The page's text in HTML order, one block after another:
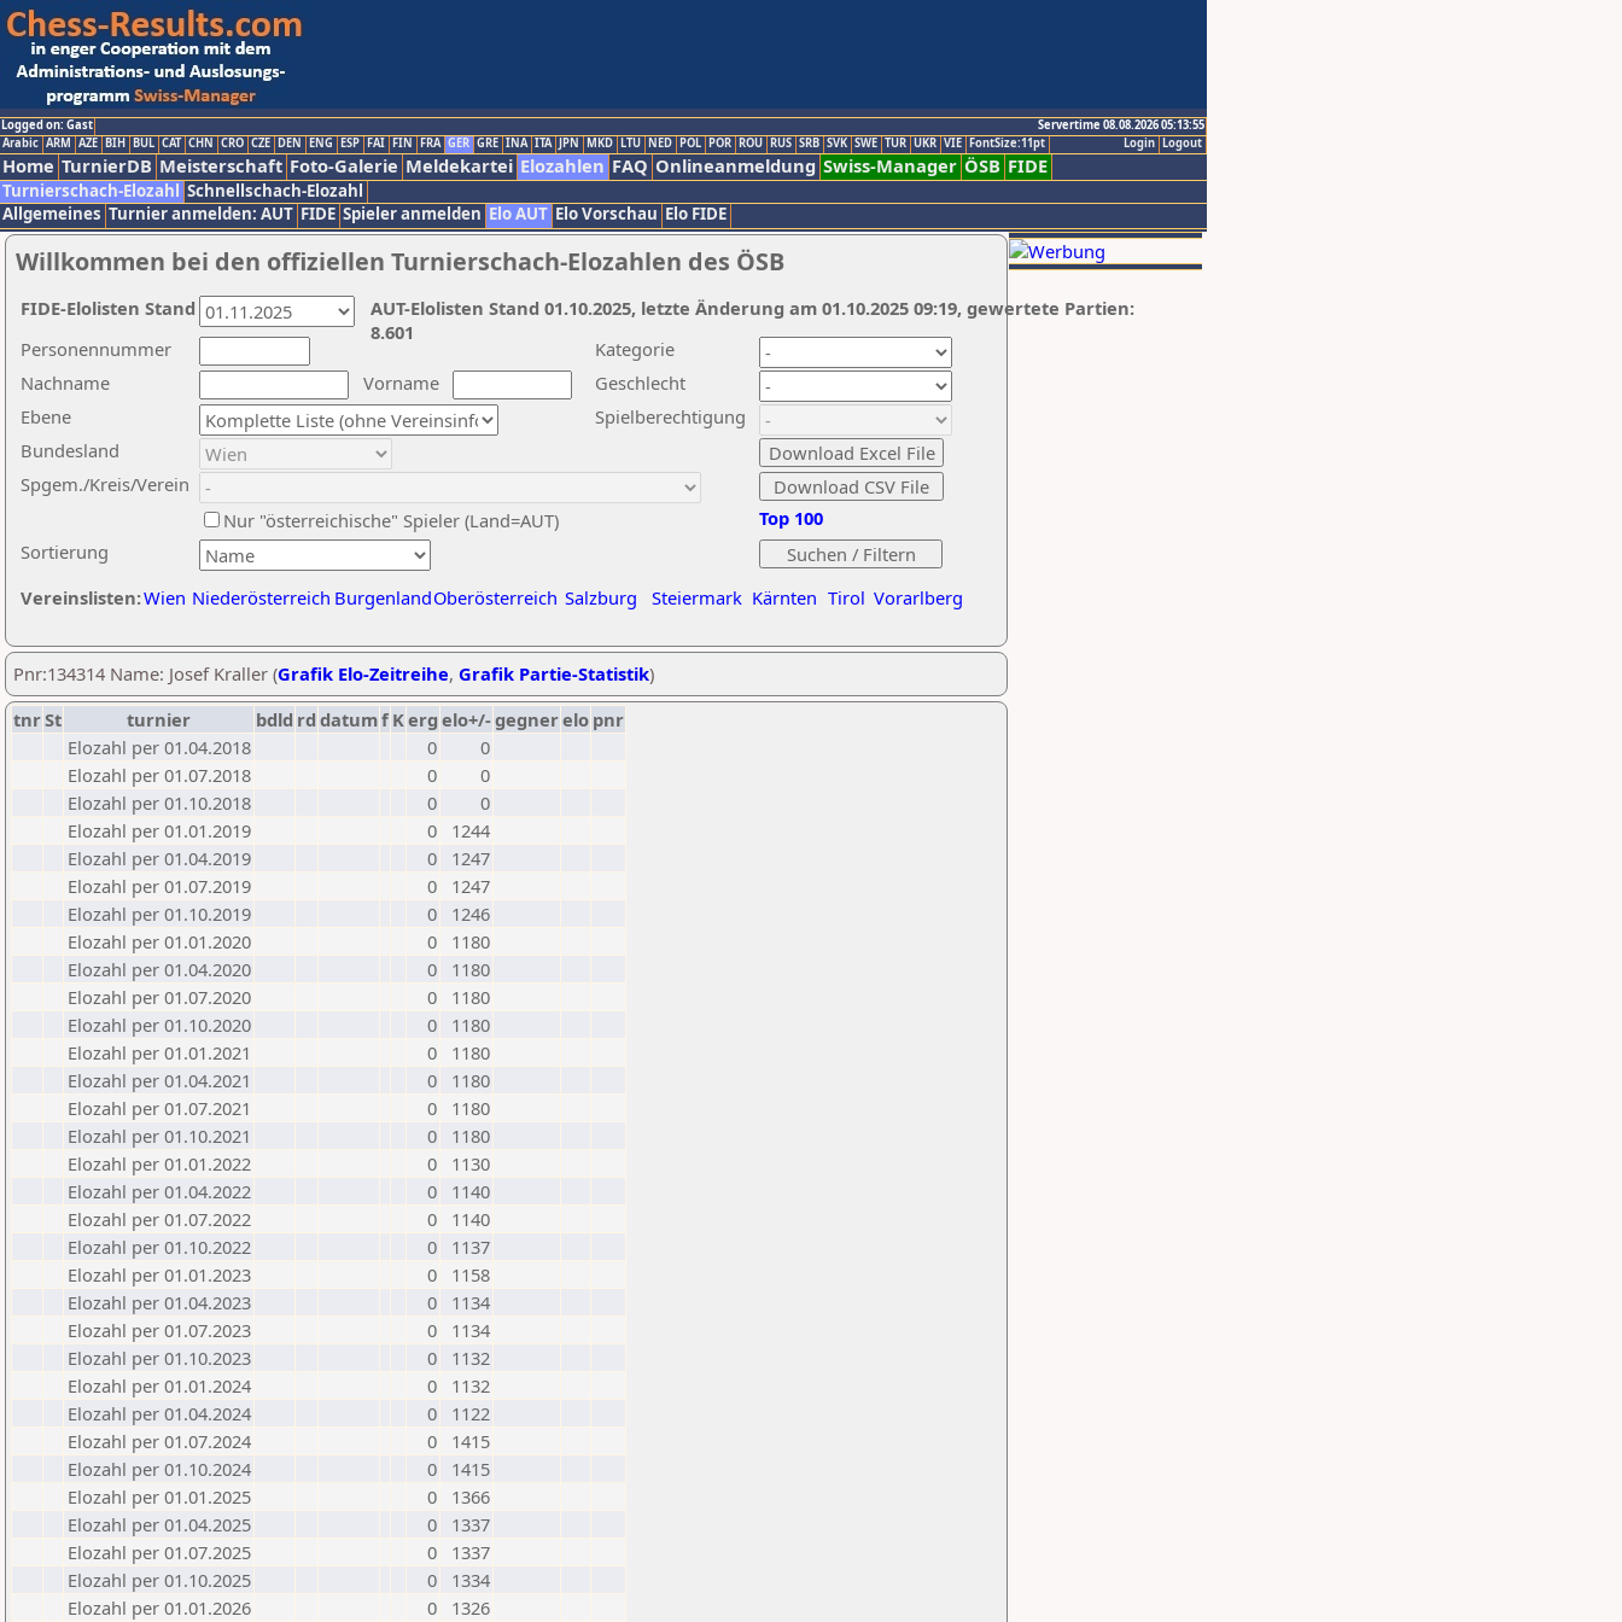
Logged on: Gast
Servertime 08.08.2026 05:13:55
Logout
Login
Arabic ARM AZE BIH BUL CAT CHN CRO CZE DEN ENG ESP FAI FIN FRA GER GRE INA ITA JPN MKD LTU NED POL POR ROU RUS SRB SVK SWE TUR UKR VIE FontSize:11pt
Home TurnierDB Meisterschaft Foto-Galerie Meldekartei Elozahlen FAQ Onlineanmeldung Swiss-Manager ÖSB FIDE
Turnierschach-Elozahl Schnellschach-Elozahl
Allgemeines Turnier anmelden: AUT FIDE Spieler anmelden Elo AUT Elo Vorschau Elo FIDE
Willkommen bei den offiziellen Turnierschach-Elozahlen des ÖSB
Nachname
Vorname
Ebene
Kategorie
Sortierung
Personennummer
Bundesland
Spgem./Kreis/Verein
Geschlecht
Nur "österreichische" Spieler (Land=AUT)
Spielberechtigung
Vereinslisten:Wien Niederösterreich BurgenlandOberösterreich Salzburg Steiermark Kärnten Tirol Vorarlberg
Top 100
AUT-Elolisten Stand 01.10.2025, letzte Änderung am 01.10.2025 09:19, gewertete Partien:
8.601
FIDE-Elolisten Stand
Pnr:134314 Name: Josef Kraller (Grafik Elo-Zeitreihe, Grafik Partie-Statistik)
tnrSt turnier bdld rd datumf Kerg elo+/-gegnerelo pnr
Elozahl per 01.04.2018
0
0
Elozahl per 01.07.2018
0
0
Elozahl per 01.10.2018
0
0
Elozahl per 01.01.2019
0
1244
Elozahl per 01.04.2019
0
1247
Elozahl per 01.07.2019
0
1247
Elozahl per 01.10.2019
0
1246
Elozahl per 01.01.2020
0
1180
Elozahl per 01.04.2020
0
1180
Elozahl per 01.07.2020
0
1180
Elozahl per 01.10.2020
0
1180
Elozahl per 01.01.2021
0
1180
Elozahl per 01.04.2021
0
1180
Elozahl per 01.07.2021
0
1180
Elozahl per 01.10.2021
0
1180
Elozahl per 01.01.2022
0
1130
Elozahl per 01.04.2022
0
1140
Elozahl per 01.07.2022
0
1140
Elozahl per 01.10.2022
0
1137
Elozahl per 01.01.2023
0
1158
Elozahl per 01.04.2023
0
1134
Elozahl per 01.07.2023
0
1134
Elozahl per 01.10.2023
0
1132
Elozahl per 01.01.2024
0
1132
Elozahl per 01.04.2024
0
1122
Elozahl per 01.07.2024
0
1415
Elozahl per 01.10.2024
0
1415
Elozahl per 01.01.2025
0
1366
Elozahl per 01.04.2025
0
1337
Elozahl per 01.07.2025
0
1337
Elozahl per 01.10.2025
0
1334
Elozahl per 01.01.2026
0 1326